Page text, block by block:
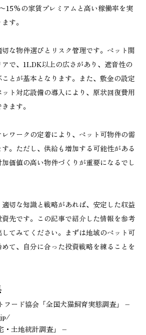
15%の家賃プレミアムと高い稼働率を実
す。
な物件選びとリスク管理です。ペット関
で、1LDK以上の広さがあり、遮音性の
とが基本となります。また、敷金の設定
ト対応設備の導入により、原状回復費用
ます。
ワークの定着により、ペット可物件の需
。ただし、供給も増加する可能性がある
価値の高い物件づくりが重要になるでし
切な知識と戦略があれば、安定した収益
先です。この記事で紹介した情報を参考
てみてください。まずは地域のペット可
て、自分に合った投資戦略を練ることを
フード協会「全国犬猫飼育実態調査」 –
・土地統計調査」 –